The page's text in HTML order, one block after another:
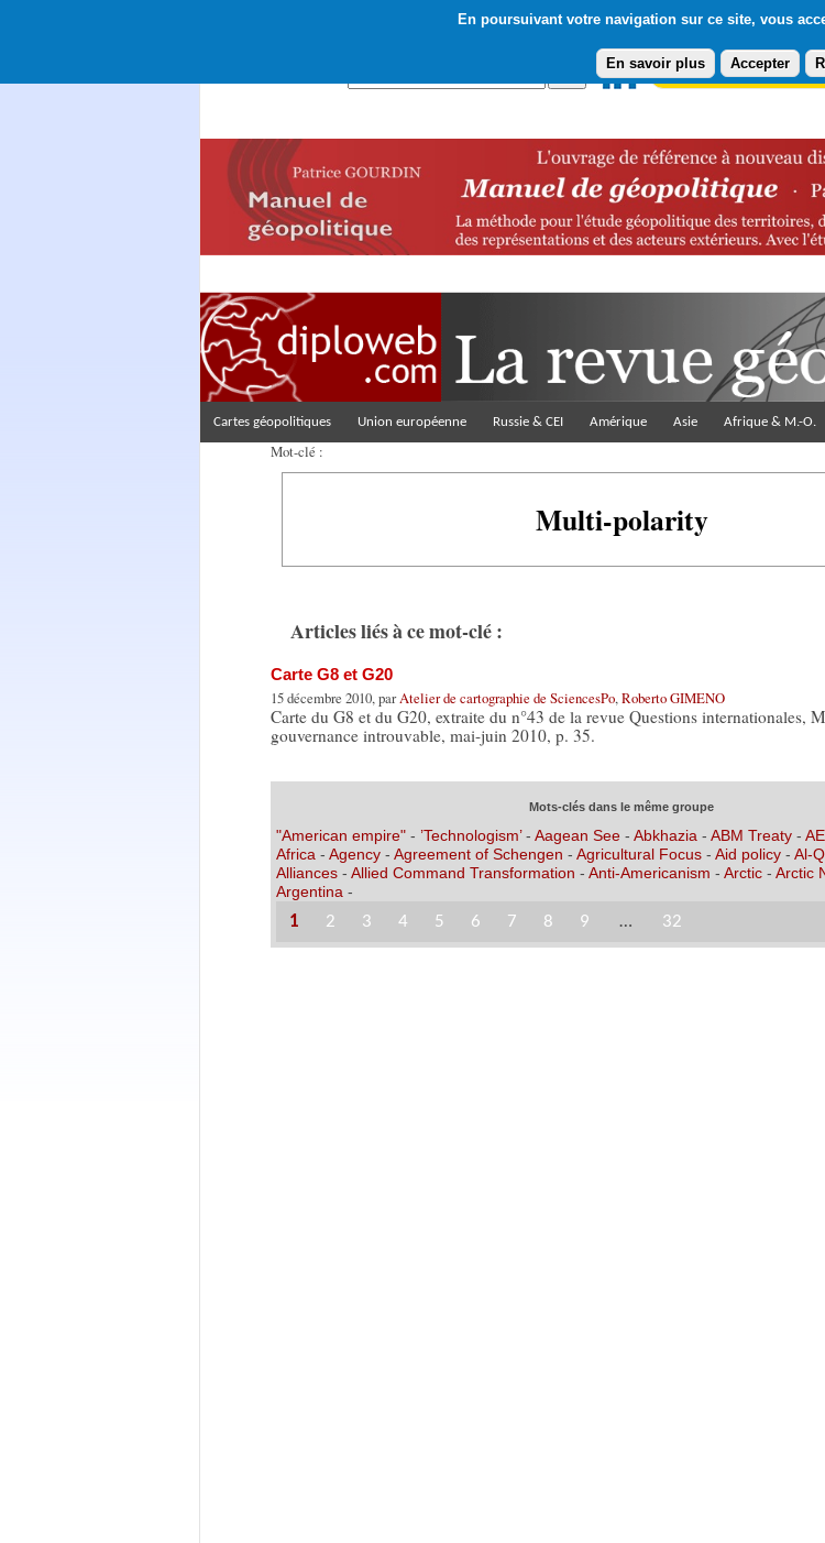
En poursuivant votre navigation sur ce site, vous
En savoir plus Accepter
Abonnement gratuit à la
Cartes géopolitiques Union européenne Russie & CEI Amérique Asie Afrique & M.-O.
Mot-clé :
Multi-polarity
Articles liés à ce mot-clé :
Carte G8 et G20
15 décembre 2010, parAtelier de cartographie de SciencesPo,Roberto GIMENO
Carte du G8 et du G20, extraite du n°43 de la revue Questions internationales,
gouvernance introuvable, mai-juin 2010, p. 35.
Mots-clés dans le même groupe
"American empire"- ’Technologism’- Aagean See- Abkhazia - ABM Treaty-
Africa - Agency- Agreement of Schengen - Agricultural Focus - Aid policy- Al-
Alliances- Allied Command Transformation - Anti-Americanism - Arctic- Arctic
Argentina -
1 2 3 4 5 6 7 8 9 … 32